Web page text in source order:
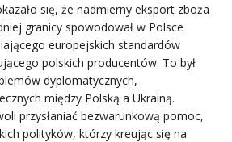
się, że nadmierny eksport zboża
granicy spowodował w Polsce
europejskich standardów
polskich producentów. To był
dyplomatycznych,
między Polską a Ukrainą.
przysłaniać bezwarunkową pomoc,
polityków, którzy kreując się na